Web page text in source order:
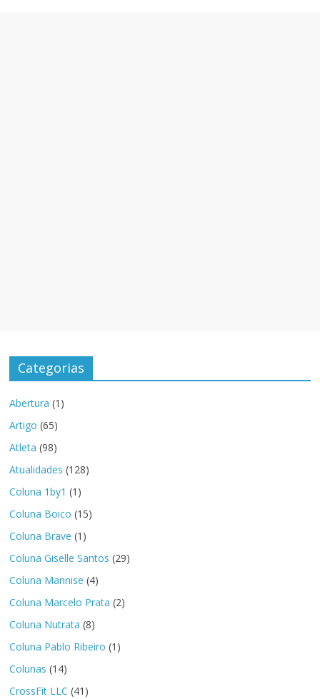
Categorias
Abertura (1)
Artigo (65)
Atleta (98)
Atualidades (128)
Coluna 1by1 (1)
Coluna Boico (15)
Coluna Brave (1)
Coluna Giselle Santos (29)
Coluna Mannise (4)
Coluna Marcelo Prata (2)
Coluna Nutrata (8)
Coluna Pablo Ribeiro (1)
Colunas (14)
CrossFit LLC (41)